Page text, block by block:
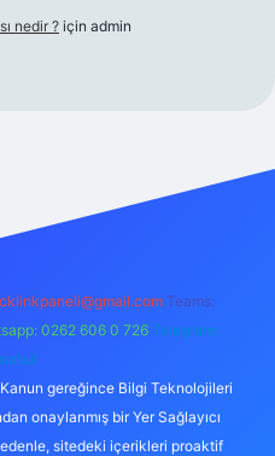
nedir ? için admin
Teams:
0262 606 0 726 Telegram:
Kanun gereğince Bilgi Teknolojileri
onaylanmış bir Yer Sağlayıcı
sitedeki içerikleri proaktif